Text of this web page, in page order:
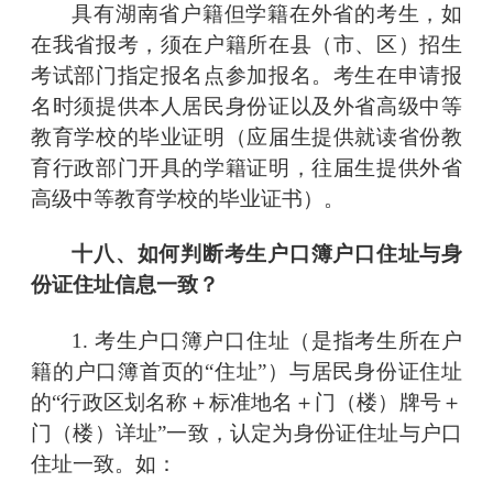
具有湖南省户籍但学籍在外省的考生，如
在我省报考，须在户籍所在县（市、区）招生
考试部门指定报名点参加报名。考生在申请报
名时须提供本人居民身份证以及外省高级中等
教育学校的毕业证明（应届生提供就读省份教
育行政部门开具的学籍证明，往届生提供外省
高级中等教育学校的毕业证书）。
十八、如何判断考生户口簿户口住址与身
份证住址信息一致？
1. 考生户口簿户口住址（是指考生所在户
籍的户口簿首页的“住址”）与居民身份证住址
的“行政区划名称＋标准地名＋门（楼）牌号＋
门（楼）详址”一致，认定为身份证住址与户口
住址一致。如：